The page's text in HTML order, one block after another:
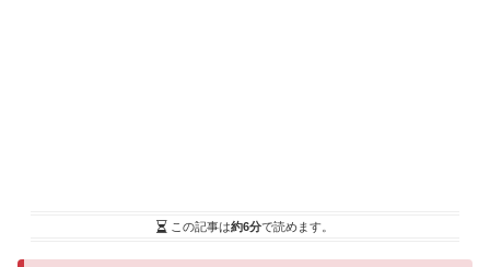
この記事は約6分で読めます。